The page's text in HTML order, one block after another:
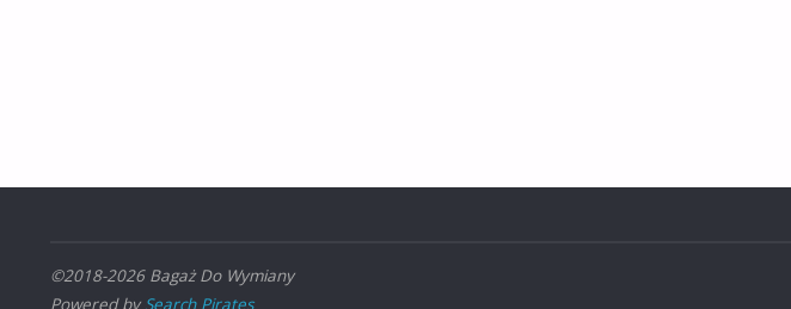
©2018-2026 Bagaż Do Wymiany
Powered by Search Pirates